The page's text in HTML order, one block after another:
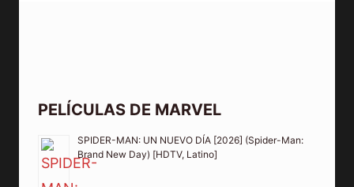
PELÍCULAS DE MARVEL
SPIDER-MAN: UN NUEVO DÍA [2026] (Spider-Man:
Brand New Day) [HDTV, Latino]